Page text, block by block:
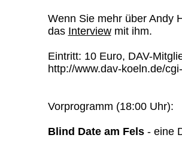
Wenn Sie mehr über Andy
das Interviewmit ihm.
Eintritt: 10 Euro, DAV-
http://www.dav-koeln.de/
Vorprogramm (18:00 Uhr):
Blind Date am Fels- eine